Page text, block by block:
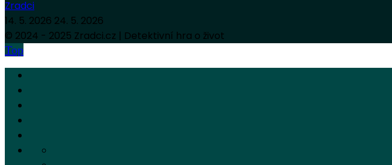
Zradci
14. 5. 2026 24. 5. 2026
© 2024 - 2025 Zradci.cz | Detektivní hra o život
Top